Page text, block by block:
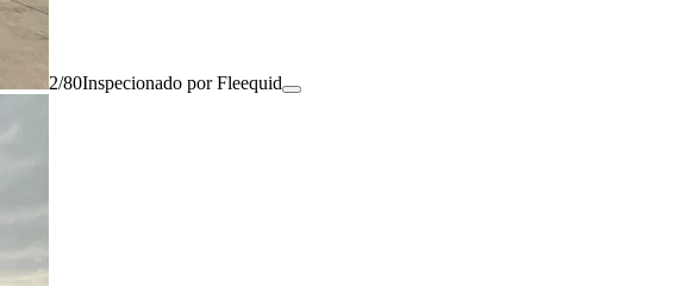
2/80Inspecionado por Fleequid